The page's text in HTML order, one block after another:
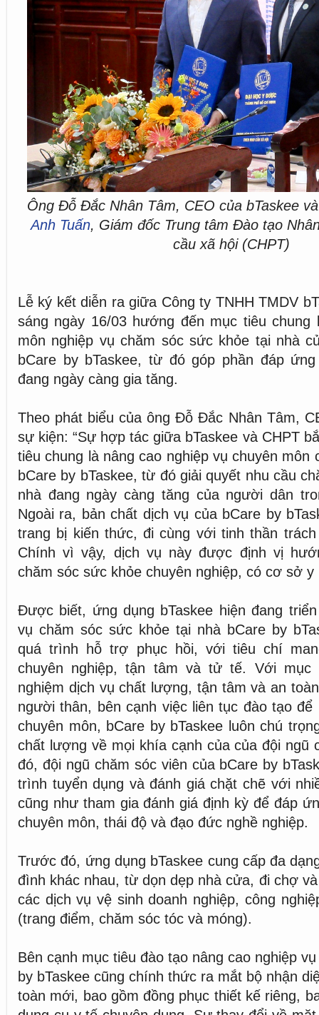
Ông Đỗ Đắc Nhân Tâm, CEO của bTaskee
Anh Tuấn, Giám đốc Trung tâm Đào tạo
cầu xã hội (CHPT)
Lễ ký kết diễn ra giữa Công ty TNHH TMDV
sáng ngày 16/03 hướng đến mục tiêu chung
môn nghiệp vụ chăm sóc sức khỏe tại nhà
bCare by bTaskee, từ đó góp phần đáp
đang ngày càng gia tăng.
Theo phát biểu của ông Đỗ Đắc Nhân Tâm,
sự kiện: “Sự hợp tác giữa bTaskee và CHPT
tiêu chung là nâng cao nghiệp vụ chuyên môn
bCare by bTaskee, từ đó giải quyết nhu cầu
nhà đang ngày càng tăng của người dân
Ngoài ra, bản chất dịch vụ của bCare by
trang bị kiến thức, đi cùng với tinh thần
Chính vì vậy, dịch vụ này được định vị
chăm sóc sức khỏe chuyên nghiệp, có cơ sở y
Được biết, ứng dụng bTaskee hiện đang
vụ chăm sóc sức khỏe tại nhà bCare by
quá trình hỗ trợ phục hồi, với tiêu chí
chuyên nghiệp, tận tâm và tử tế. Với mục
nghiệm dịch vụ chất lượng, tận tâm và an
người thân, bên cạnh việc liên tục đào tạo để
chuyên môn, bCare by bTaskee luôn chú
chất lượng về mọi khía cạnh của của đội ngũ
đó, đội ngũ chăm sóc viên của bCare by
trình tuyển dụng và đánh giá chặt chẽ với
cũng như tham gia đánh giá định kỳ để đáp
chuyên môn, thái độ và đạo đức nghề nghiệp.
Trước đó, ứng dụng bTaskee cung cấp đa
đình khác nhau, từ dọn dẹp nhà cửa, đi chợ
các dịch vụ vệ sinh doanh nghiệp, công
(trang điểm, chăm sóc tóc và móng).
Bên cạnh mục tiêu đào tạo nâng cao nghiệp
by bTaskee cũng chính thức ra mắt bộ nhận
toàn mới, bao gồm đồng phục thiết kế riêng,